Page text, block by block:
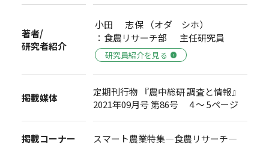
著者/
研究者紹介
小田 志保 （オダ シホ）
：食農リサーチ部 主任研究員
研究員紹介を見る
掲載媒体
定期刊行物 『農中総研 調査と情報』
2021年09月号 第86号 4 ～ 5ページ
掲載コーナー スマート農業特集―食農リサーチ―